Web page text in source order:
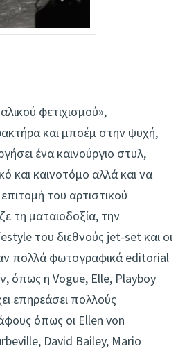
φετιχισμού»,
και μποέμ στην ψυχή,
ένα καινούργιο στυλ,
και καινοτόμο αλλά και να
του αρτιστικού
τη ματαιοδοξία, την
του διεθνούς jet-set και οι
πολλά φωτογραφικά editorial
όπως η Vogue, Elle, Playboy
επηρεάσει πολλούς
όπως οι Ellen von
David Bailey, Mario